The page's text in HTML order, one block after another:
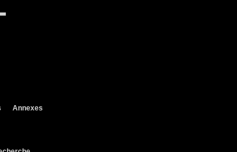
Annexes